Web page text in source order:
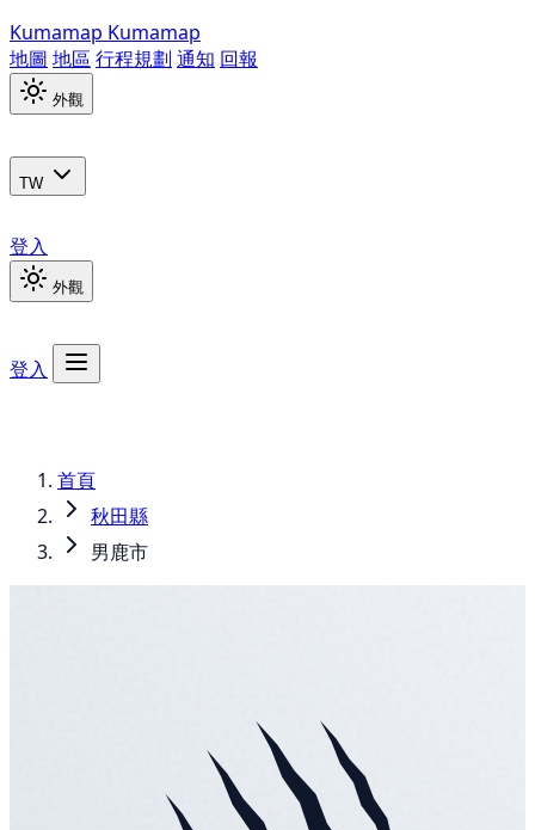
Kumamap Kumamap
地圖 地區 行程規劃 通知 回報
外觀
TW
登入
外觀
登入
首頁
秋田縣
男鹿市